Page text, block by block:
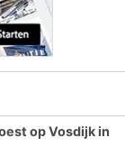
op Vosdijk in